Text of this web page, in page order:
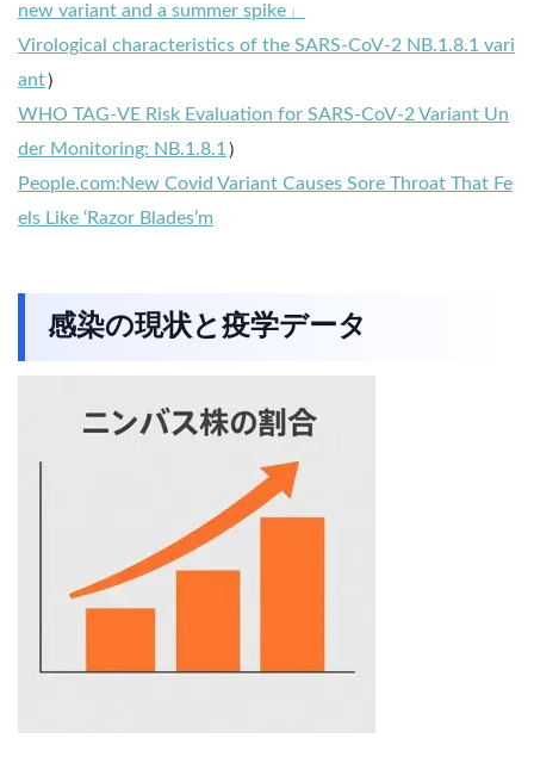
new variant and a summer spike」
Virological characteristics of the SARS-CoV-2 NB.1.8.1 vari
ant）
WHO TAG-VE Risk Evaluation for SARS-CoV-2 Variant Un
der Monitoring: NB.1.8.1 ）
People.com:New Covid Variant Causes Sore Throat That Fe
els Like ‘Razor Blades’m
感染の現状と疫学データ